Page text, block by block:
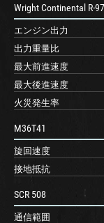
Wright Continental R-
エンジン出力
出力重量比
最大前進速度
最大後進速度
火災発生率
M36T41
旋回速度
接地抵抗
SCR 508
通信範囲